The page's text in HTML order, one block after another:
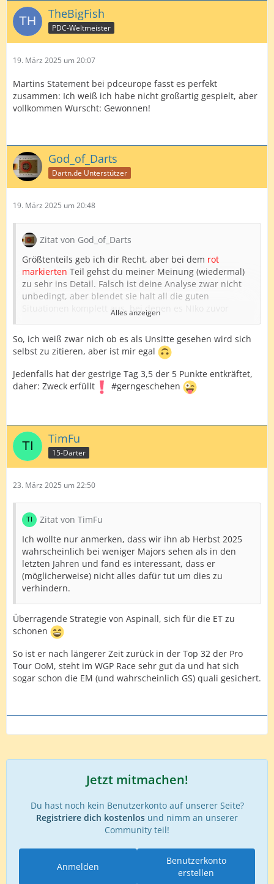
TheBigFish
PDC-Weltmeister
19. März 2025 um 20:07
Martins Statement bei pdceurope fasst es perfekt
zusammen: Ich weiß ich habe nicht großartig gespielt, aber
vollkommen Wurscht: Gewonnen!
God_of_Darts
Dartn.de Unterstützer
19. März 2025 um 20:48
Zitat von God_of_Darts
Größtenteils geb ich dir Recht, aber bei dem rot
markierten Teil gehst du meiner Meinung (wiedermal)
zu sehr ins Detail. Falsch ist deine Analyse zwar nicht
unbedingt, aber blendet sie halt all die guten
Situationen komplett aus, bei denen es NIko zuvor
Generell sind für mich aber einige Sachen auffallend:
- mit Martin, Gaga & Pikachu schwächeln unsere 3
"Topjungs" insbedonere auf dem Floor schon ne ganze
Weile
- die Zweitrundenbilanz ist seit über nem Jahr grottig
- wirklich tiefe Runs (mind. Viertelfinale) gelingen auch
Außenseiter sehr weit schafft
- bei den Pl.Ch.-Turnieren in Deutschland bleiben die
Jungs schon seit Jahren erstaunlich erfoglos
Letztlich sinkt mit jedem weiteren Turnier die
Chance/Wahrscheinlichkeit auf Erfolge und v.a. Major-
Teilnahmen in diesem Jahr. Tendentiell siehts da zurzeit
echt düster aus, und das trotz der Rekordzahl an
Tourcardlern und somit der (zumindest theoretisch)
besten Ausganglage zu Jahresbeginn!
Alles anzeigen
So, ich weiß zwar nich ob es als Unsitte gesehen wird sich
selbst zu zitieren, aber ist mir egal
Jedenfalls hat der gestrige Tag 3,5 der 5 Punkte entkräftet,
daher: Zweck erfüllt
#gerngeschehen
TimFu
15-Darter
23. März 2025 um 22:50
Zitat von TimFu
Ich wollte nur anmerken, dass wir ihn ab Herbst 2025
wahrscheinlich bei weniger Majors sehen als in den
letzten Jahren und fand es interessant, dass er
(möglicherweise) nicht alles dafür tut um dies zu
verhindern.
Überragende Strategie von Aspinall, sich für die ET zu
schonen
So ist er nach längerer Zeit zurück in der Top 32 der Pro
Tour OoM, steht im WGP Race sehr gut da und hat sich
sogar schon die EM (und wahrscheinlich GS) quali gesichert.
Jetzt mitmachen!
Du hast noch kein Benutzerkonto auf unserer Seite?
Registriere dich kostenlos und nimm an unserer
Community teil!
Benutzerkonto
erstellen
Anmelden